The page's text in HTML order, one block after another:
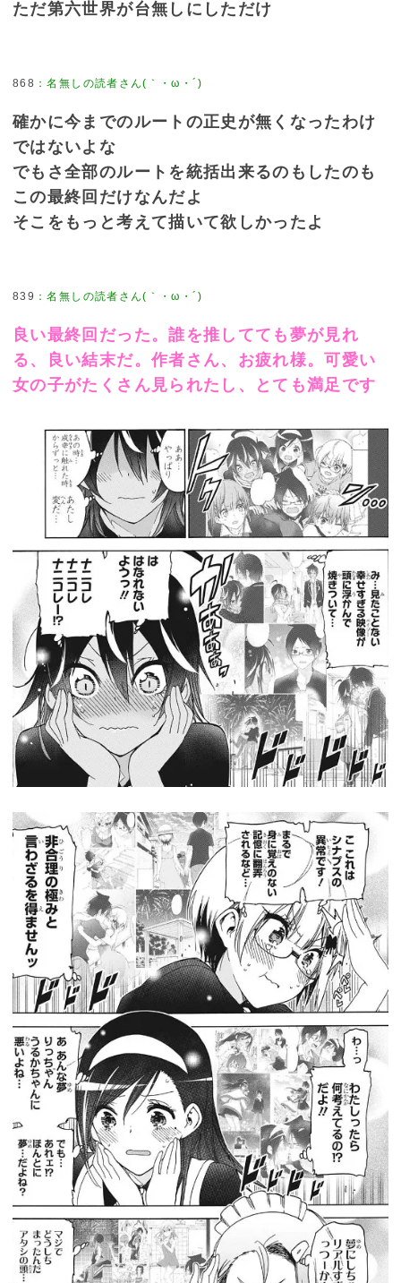
ただ第六世界が台無しにしただけ
868 ：名無しの読者さん(｀・ω・´)
確かに今までのルートの正史が無くなったわけ
ではないよな
でもさ全部のルートを統括出来るのもしたのも
この最終回だけなんだよ
そこをもっと考えて描いて欲しかったよ
839 ：名無しの読者さん(｀・ω・´)
良い最終回だった。誰を推してても夢が見れ
る、良い結末だ。作者さん、お疲れ様。可愛い
女の子がたくさん見られたし、とても満足です